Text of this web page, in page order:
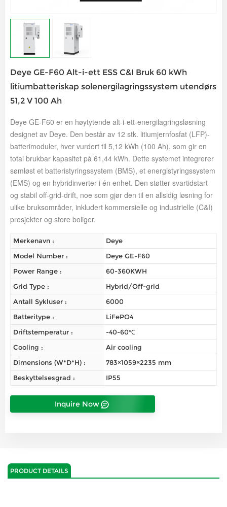
Deye GE-F60 Alt-i-ett ESS C&I Bruk 60 kWh
litiumbatteriskap solenergilagringssystem utendørs
51,2 V 100 Ah
Deye GE-F60 er en høytytende alt-i-ett-energilagringsløsning
designet av Deye. Den består av 12 stk. litiumjernfosfat (LFP)-
batterimoduler, hver vurdert til 5,12 kWh (100 Ah), som gir en
total brukbar kapasitet på 61,44 kWh. Dette systemet integrerer
sømløst et batteristyringssystem (BMS), et energistyringssystem
(EMS) og en hybridinverter i én enhet. Den støtter svartidstart
og stabil off-grid-drift, noe som gjør den til en allsidig løsning for
ulike bruksområder, inkludert kommersielle og industrielle (C&I)
prosjekter og store boliger.
Merkenavn :
Deye
Model Number :
Deye GE-F60
Power Range :
60-360KWH
Grid Type :
Hybrid/Off-grid
Antall Sykluser :
6000
Batteritype :
LiFePO4
Driftstemperatur :
-40-60℃
Cooling :
Air cooling
Dimensions (W*D*H) :
783×1059×2235 mm
Beskyttelsesgrad :
IP55
Inquire Now
PRODUCT DETAILS